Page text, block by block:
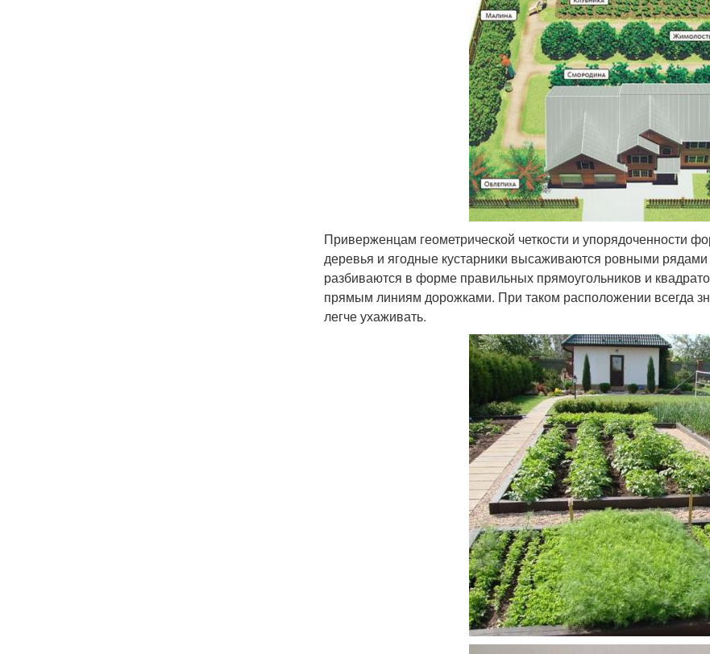
Приверженцам геометрической четкости и упорядоченности
деревья и ягодные кустарники высаживаются ровными
разбиваются в форме правильных прямоугольников и
прямым линиям дорожками. При таком расположении всегда
легче ухаживать.